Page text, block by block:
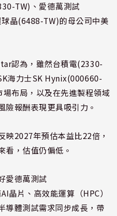
TW)、愛德萬測試
晶(6488-TW)的母公司中美
認為，雖然台積電(2330-
海力士SK Hynix(000660-
布局，以及在先進製程領域
險報酬表現更具吸引力。
映2027年預估本益比22倍，
看，估值仍偏低。
愛德萬測試
片、高效能運算（HPC）
導體測試需求同步成長，帶